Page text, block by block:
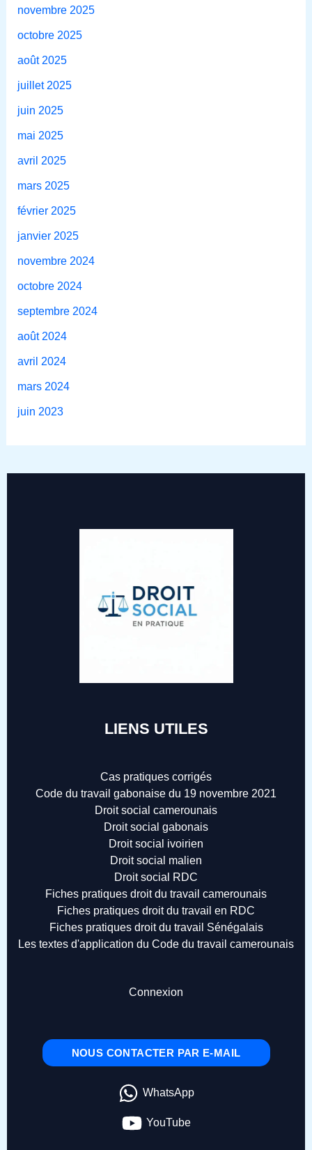
novembre 2025
octobre 2025
août 2025
juillet 2025
juin 2025
mai 2025
avril 2025
mars 2025
février 2025
janvier 2025
novembre 2024
octobre 2024
septembre 2024
août 2024
avril 2024
mars 2024
juin 2023
LIENS UTILES
Cas pratiques corrigés
Code du travail gabonaise du 19 novembre 2021
Droit social camerounais
Droit social gabonais
Droit social ivoirien
Droit social malien
Droit social RDC
Fiches pratiques droit du travail camerounais
Fiches pratiques droit du travail en RDC
Fiches pratiques droit du travail Sénégalais
Les textes d'application du Code du travail camerounais
Connexion
NOUS CONTACTER PAR E-MAIL
WhatsApp
YouTube